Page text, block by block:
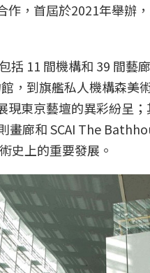
，首屆於2021年舉辦
括 11 間機構和 39 間
，到旗艦私人機構森美
東京藝壇的異彩紛呈
畫廊和 SCAI The
史上的重要發展。